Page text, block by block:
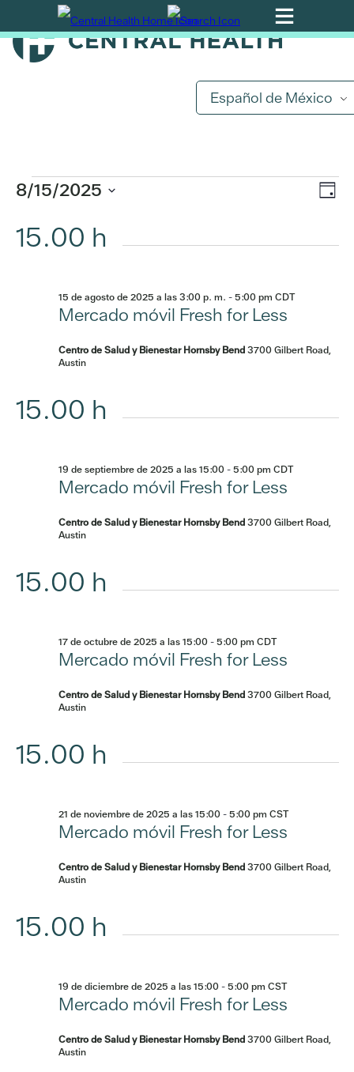
al
contenido
Español de México
agosto
15,
2025
de
Día
8/15/2025
fecha.
15.00 h
Mercado móvil Fresh for Less
15 de agosto de 2025 a las 3:00 p. m. -5:00 pm CDT
Centro de Salud y Bienestar Hornsby Bend3700 Gilbert Road,
Austin
15.00 h
Mercado móvil Fresh for Less
19 de septiembre de 2025 a las 15:00-5:00 pm CDT
Centro de Salud y Bienestar Hornsby Bend3700 Gilbert Road,
Austin
15.00 h
Mercado móvil Fresh for Less
17 de octubre de 2025 a las 15:00-5:00 pm CDT
Centro de Salud y Bienestar Hornsby Bend3700 Gilbert Road,
Austin
15.00 h
Mercado móvil Fresh for Less
21 de noviembre de 2025 a las 15:00-5:00 pm CST
Centro de Salud y Bienestar Hornsby Bend3700 Gilbert Road,
Austin
15.00 h
Mercado móvil Fresh for Less
19 de diciembre de 2025 a las 15:00-5:00 pm CST
Centro de Salud y Bienestar Hornsby Bend3700 Gilbert Road,
Austin